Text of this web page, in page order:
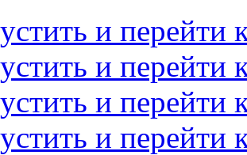
и перейти
и перейти
и перейти
и перейти